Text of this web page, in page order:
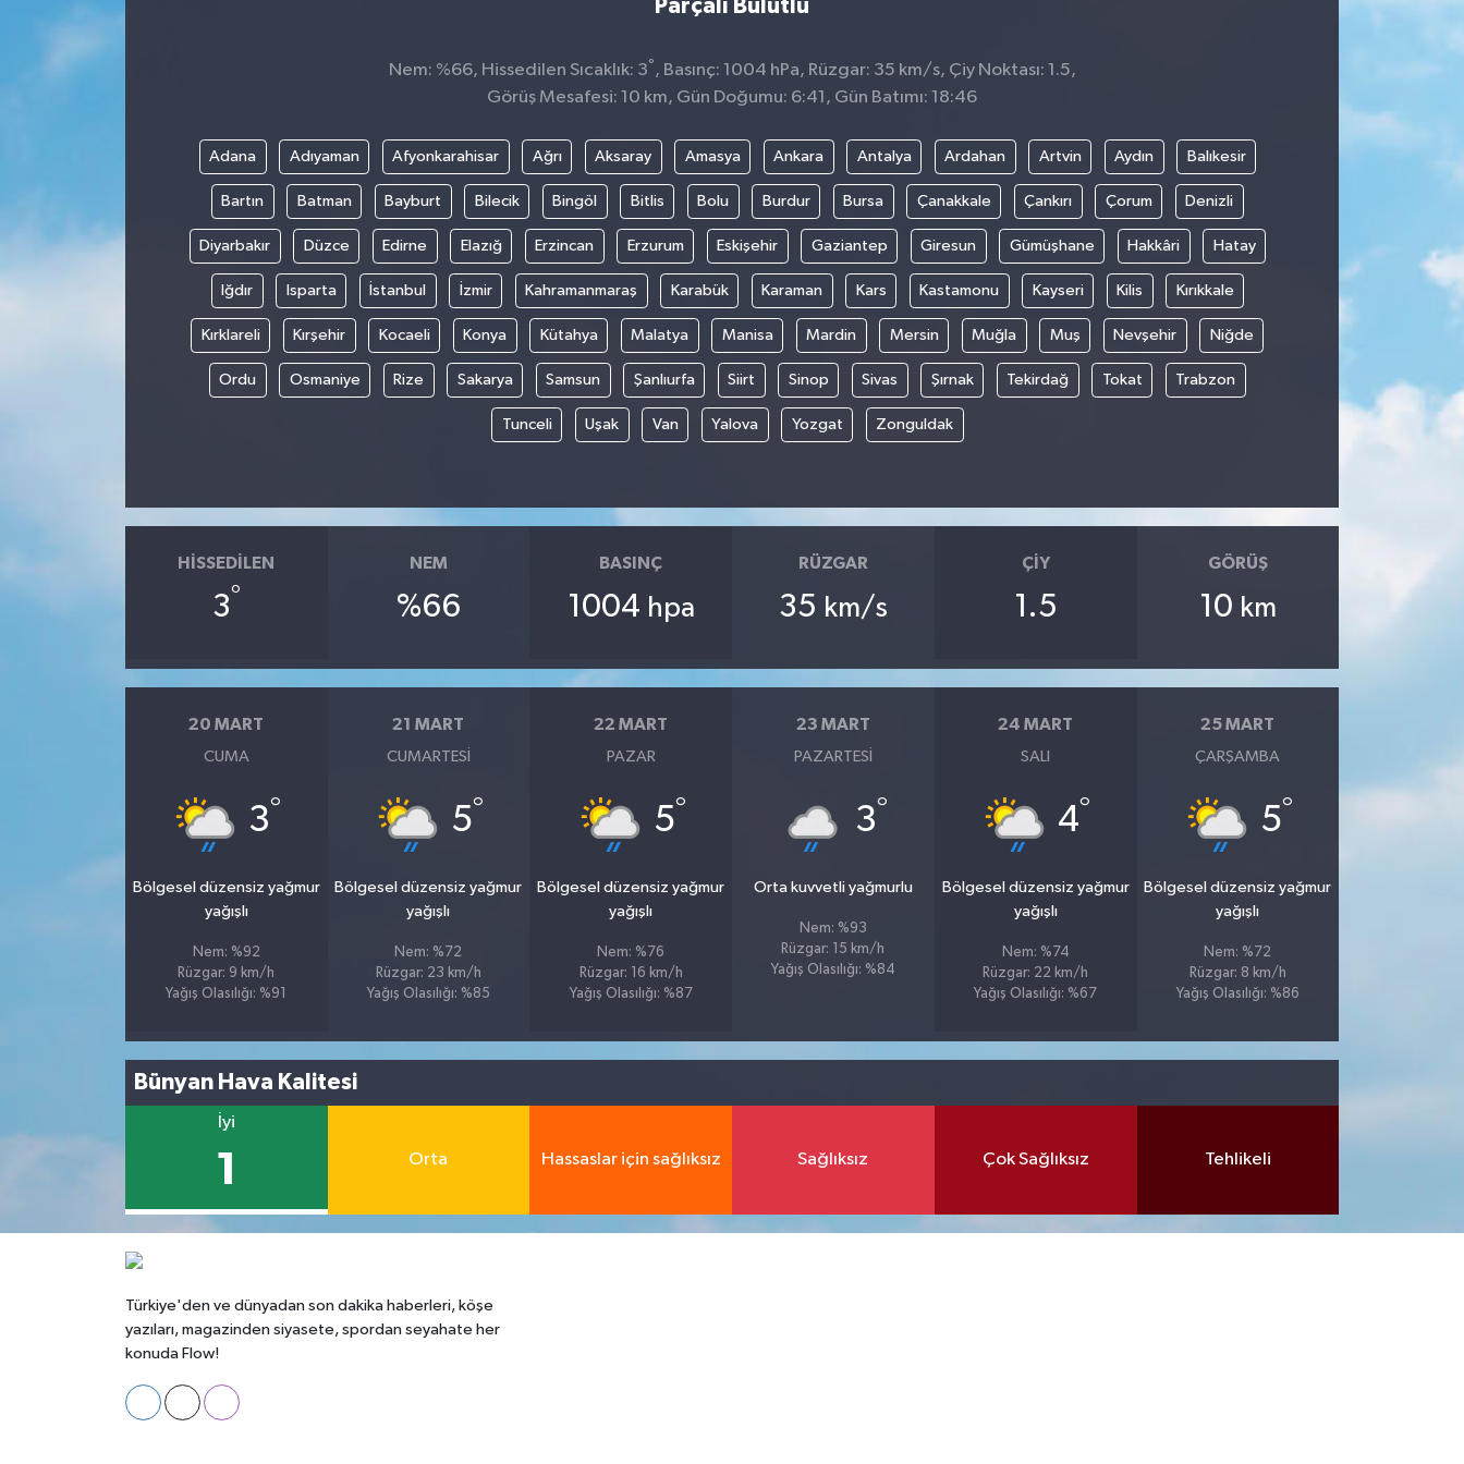
Parçalı Bulutlu
Nem: %66, Hissedilen Sıcaklık: 3° , Basınç: 1004 hPa, Rüzgar: 35 km/s, Çiy Noktası: 1.5,
Görüş Mesafesi: 10 km, Gün Doğumu: 6:41, Gün Batımı: 18:46
Adana Adıyaman Afyonkarahisar Ağrı Aksaray Amasya Ankara Antalya Ardahan Artvin Aydın Balıkesir
Bartın Batman Bayburt Bilecik Bingöl Bitlis Bolu Burdur Bursa Çanakkale Çankırı Çorum Denizli
Diyarbakır Düzce Edirne Elazığ Erzincan Erzurum Eskişehir Gaziantep Giresun Gümüşhane Hakkâri Hatay
Iğdır Isparta İstanbul İzmir Kahramanmaraş Karabük Karaman Kars Kastamonu Kayseri Kilis Kırıkkale
Kırklareli Kırşehir Kocaeli Konya Kütahya Malatya Manisa Mardin Mersin Muğla Muş Nevşehir Niğde
Ordu Osmaniye Rize Sakarya Samsun Şanlıurfa Siirt Sinop Sivas Şırnak Tekirdağ Tokat Trabzon
Tunceli Uşak Van Yalova Yozgat Zonguldak
HISSEDILEN
3°
NEM
%66
BASINÇ
1004 hpa
RÜZGAR
35 km/s
ÇIY
1.5
GÖRÜŞ
10 km
20 MART
CUMA
3°
Bölgesel düzensiz yağmur
yağışlı
Nem: %92
Rüzgar: 9 km/h
Yağış Olasılığı: %91
21 MART
CUMARTESI
5°
Bölgesel düzensiz yağmur
yağışlı
Nem: %72
Rüzgar: 23 km/h
Yağış Olasılığı: %85
22 MART
PAZAR
5°
Bölgesel düzensiz yağmur
yağışlı
Nem: %76
Rüzgar: 16 km/h
Yağış Olasılığı: %87
23 MART
PAZARTESI
3°
Orta kuvvetli yağmurlu
Nem: %93
Rüzgar: 15 km/h
Yağış Olasılığı: %84
24 MART
SALI
4°
Bölgesel düzensiz yağmur
yağışlı
Nem: %74
Rüzgar: 22 km/h
Yağış Olasılığı: %67
25 MART
ÇARŞAMBA
5°
Bölgesel düzensiz yağmur
yağışlı
Nem: %72
Rüzgar: 8 km/h
Yağış Olasılığı: %86
Bünyan Hava Kalitesi
İyi
1 Orta Hassaslar için sağlıksız Sağlıksız Çok Sağlıksız Tehlikeli
Türkiye'den ve dünyadan son dakika haberleri, köşe
yazıları, magazinden siyasete, spordan seyahate her
konuda Flow!